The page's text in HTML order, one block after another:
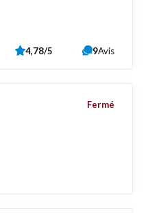
4,78/5 9Avis
Fermé